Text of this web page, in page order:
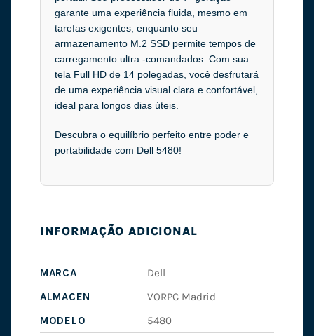
garante uma experiência fluida, mesmo em
tarefas exigentes, enquanto seu
armazenamento M.2 SSD permite tempos de
carregamento ultra -comandados. Com sua
tela Full HD de 14 polegadas, você desfrutará
de uma experiência visual clara e confortável,
ideal para longos dias úteis.
Descubra o equilíbrio perfeito entre poder e
portabilidade com Dell 5480!
INFORMAÇÃO ADICIONAL
MARCA
Dell
ALMACEN
VORPC Madrid
MODELO
5480